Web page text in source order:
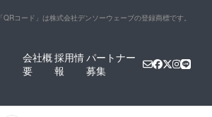
「QRコード」は株式会社デンソーウェーブの登録商標です。
会社概
要
採用情
報
パートナー
募集